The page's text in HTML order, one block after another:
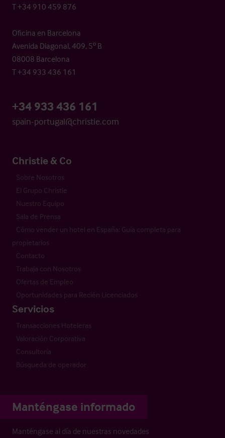
T +34 910 459 876
Oficina en Barcelona
Avenida Diagonal, 409, 5º B
08008 Barcelona
T +34 933 436 161
+34 933 436 161
spain-portugal@christie.com
Christie & Co
Sobre Nosotros
El Grupo Christie
Nuestro Equipo
Sala de Prensa
Cómo vender un hotel en España: Guía completa para
propietarios
Contacto
Trabaja con Nosotros
Ofertas de Empleo
Oportunidades para Recién Licenciados
Servicios
Transacciones Hoteleras
Valoración Corporativa
Consultoría
Búsqueda de operador
Manténgase informado
Manténgase al día de nuestras novedades